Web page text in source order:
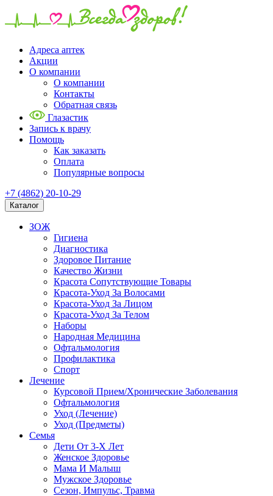
Адреса аптек
Акции
О компании
О компании
Контакты
Обратная связь
Глазастик
Запись к врачу
Помощь
Как заказать
Оплата
Популярные вопросы
+7 (4862) 20-10-29
Каталог
ЗОЖ
Гигиена
Диагностика
Здоровое Питание
Качество Жизни
Красота Сопутствующие Товары
Красота-Уход За Волосами
Красота-Уход За Лицом
Красота-Уход За Телом
Наборы
Народная Медицина
Офтальмология
Профилактика
Спорт
Лечение
Курсовой Прием/Хронические Заболевания
Офтальмология
Уход (Лечение)
Уход (Предметы)
Семья
Дети От 3-Х Лет
Женское Здоровье
Мама И Малыш
Мужское Здоровье
Сезон, Импульс, Травма